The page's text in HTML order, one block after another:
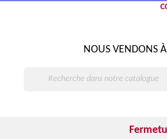
NOUS VENDONS